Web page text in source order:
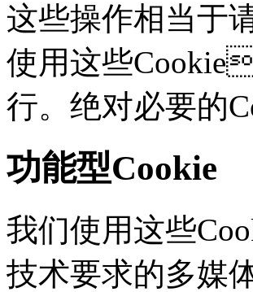
这些操作相当于
使用这些
行。绝对必要的
功能型Cookie
我们使用这些
技术要求的多媒